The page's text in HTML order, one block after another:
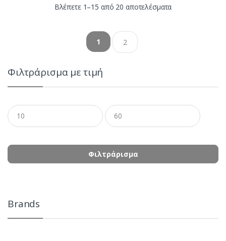
Βλέπετε 1–15 από 20 αποτελέσματαSorted
1 2
Φιλτράρισμα με τιμή
Ελάχιστη
τιμή
Μέγιστη
τιμή
Φιλτράρισμα
Brands